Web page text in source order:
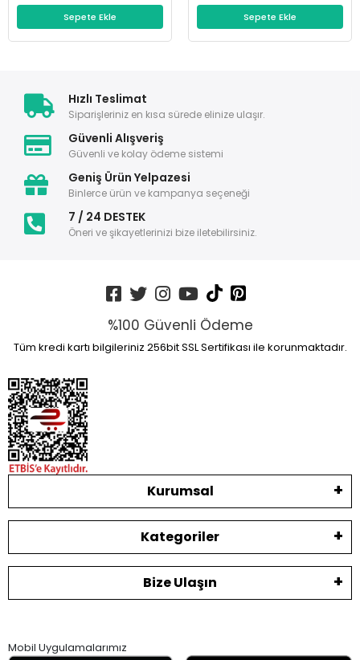
Sepete Ekle Sepete Ekle
Hızlı Teslimat
Siparişleriniz en kısa sürede elinize ulaşır.
Güvenli Alışveriş
Güvenli ve kolay ödeme sistemi
Geniş Ürün Yelpazesi
Binlerce ürün ve kampanya seçeneği
7 / 24 DESTEK
Öneri ve şikayetlerinizi bize iletebilirsiniz.
%100 Güvenli Ödeme
Tüm kredi kartı bilgileriniz 256bit SSL Sertifikası ile korunmaktadır.
Kurumsal
Kategoriler
Bize Ulaşın
Mobil Uygulamalarımız